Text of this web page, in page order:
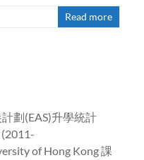
Read more
劃(EAS)升學統計
of Hong Kong 課